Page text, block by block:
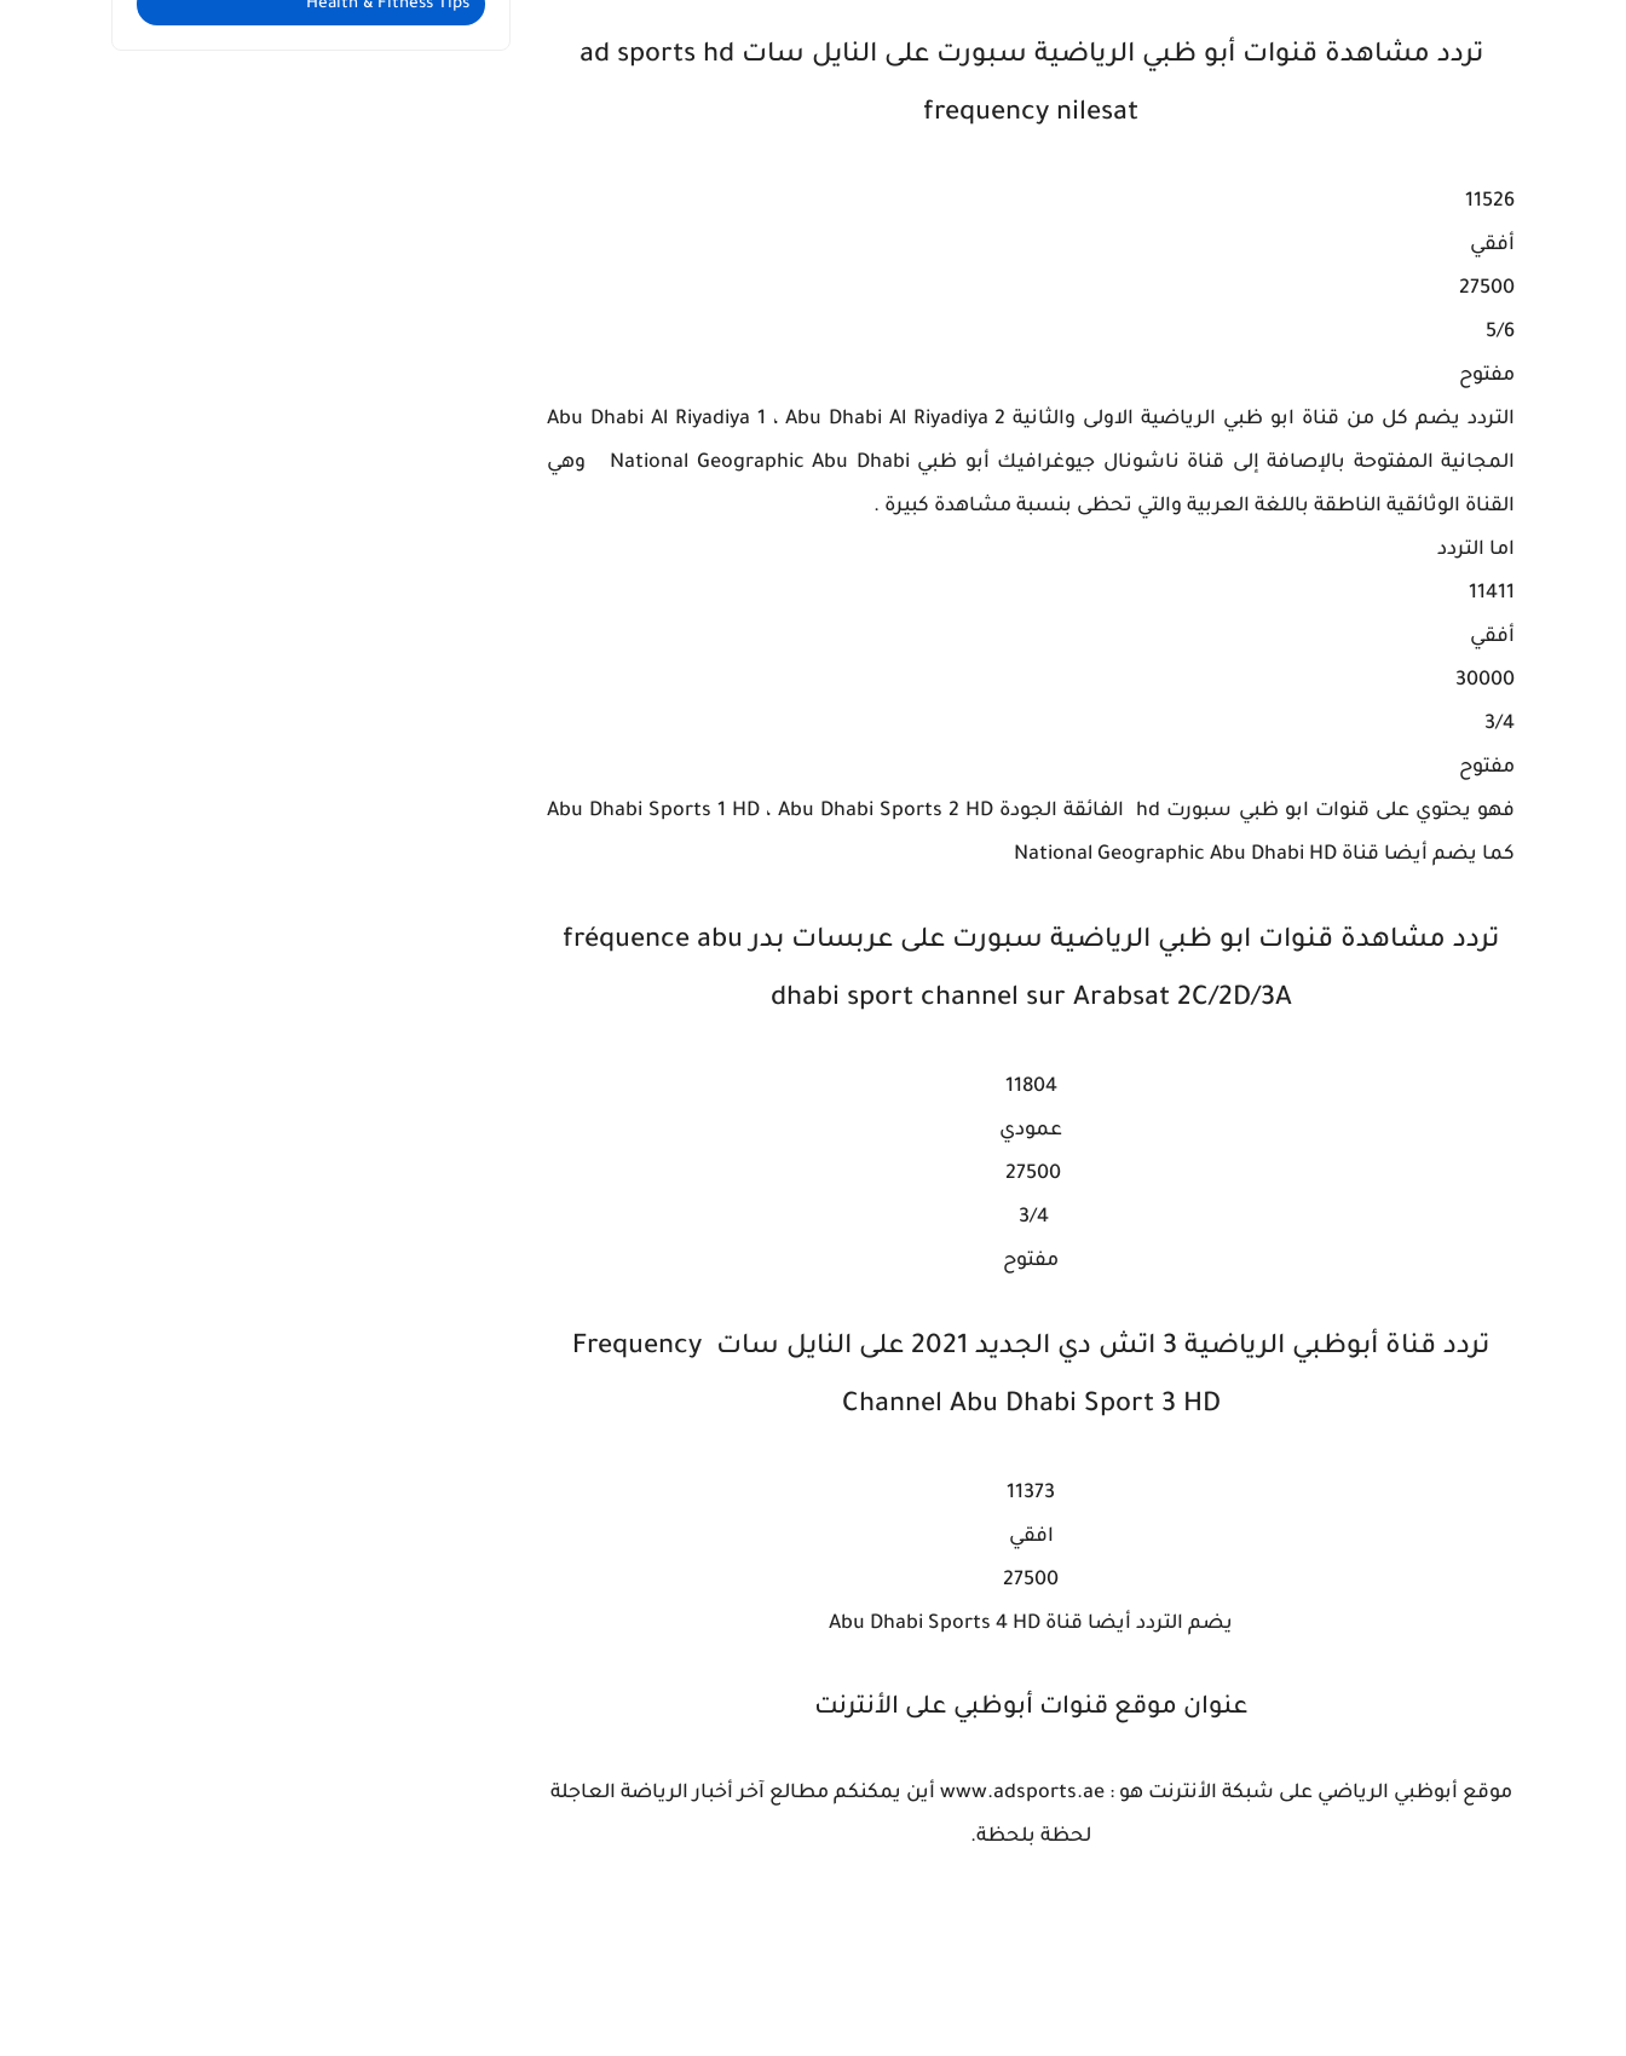
تردد مشاهدة قنوات أبو ظبي الرياضية سبورت على النايل سات ad sports hd
frequency nilesat
11526
أفقي
27500
5/6
مفتوح
التردد يضم كل من قناة ابو ظبي الرياضية الاولى والثانية Abu Dhabi Al Riyadiya 1 ، Abu Dhabi Al Riyadiya 2
المجانية المفتوحة بالإصافة إلى قناة ناشونال جيوغرافيك أبو ظبي National Geographic Abu Dhabi
وهي
القناة الوثائقية الناطقة باللغة العربية والتي تحظى بنسبة مشاهدة كبيرة .
اما التردد
11411
أفقي
30000
3/4
مفتوح
فهو يحتوي على قنوات ابو ظبي سبورت hd الفائقة الجودة Abu Dhabi Sports 1 HD ، Abu Dhabi Sports 2 HD
كما يضم أيضا قناة National Geographic Abu Dhabi HD
تردد مشاهدة قنوات ابو ظبي الرياضية سبورت على عربسات بدر fréquence abu
dhabi sport channel sur Arabsat 2C/2D/3A
11804
عمودي
27500
3/4
مفتوح
تردد قناة أبوظبي الرياضية 3 اتش دي الجديد 2021 على النايل سات Frequency
Channel Abu Dhabi Sport 3 HD
11373
افقي
27500
يضم التردد أيضا قناة Abu Dhabi Sports 4 HD
عنوان موقع قنوات أبوظبي على الأنترنت
موقع أبوظبي الرياضي على شبكة الأنترنت هو : www.adsports.ae أين يمكنكم مطالع آخر أخبار الرياضة العاجلة
لحظة بلحظة.
Health & Fitness Tips